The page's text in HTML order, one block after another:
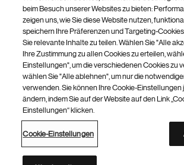
Footer Site Search
Footer
Bottom
© 2026 Novartis Pharma
Datenschutzerklärung
Impressum
Cookie-Einstellungen
Novartis Site
beim Besuch unserer Websites zu bieten:
zeigen uns, wie Sie diese Website nutzen,
speichern Ihre Präferenzen und Targeting-
Sie relevante Inhalte zu teilen. Wählen Sie "Alle
Ihre Zustimmung zu allen Cookies zu erteilen,
Einstellungen", um die verschiedenen Cookies zu
wählen Sie "Alle ablehnen", um nur die
verwenden. Sie können Ihre Cookie-Einstellungen
ändern, indem Sie auf der Website auf den Link
Einstellungen“ klicken.
Cookie-Einstellungen